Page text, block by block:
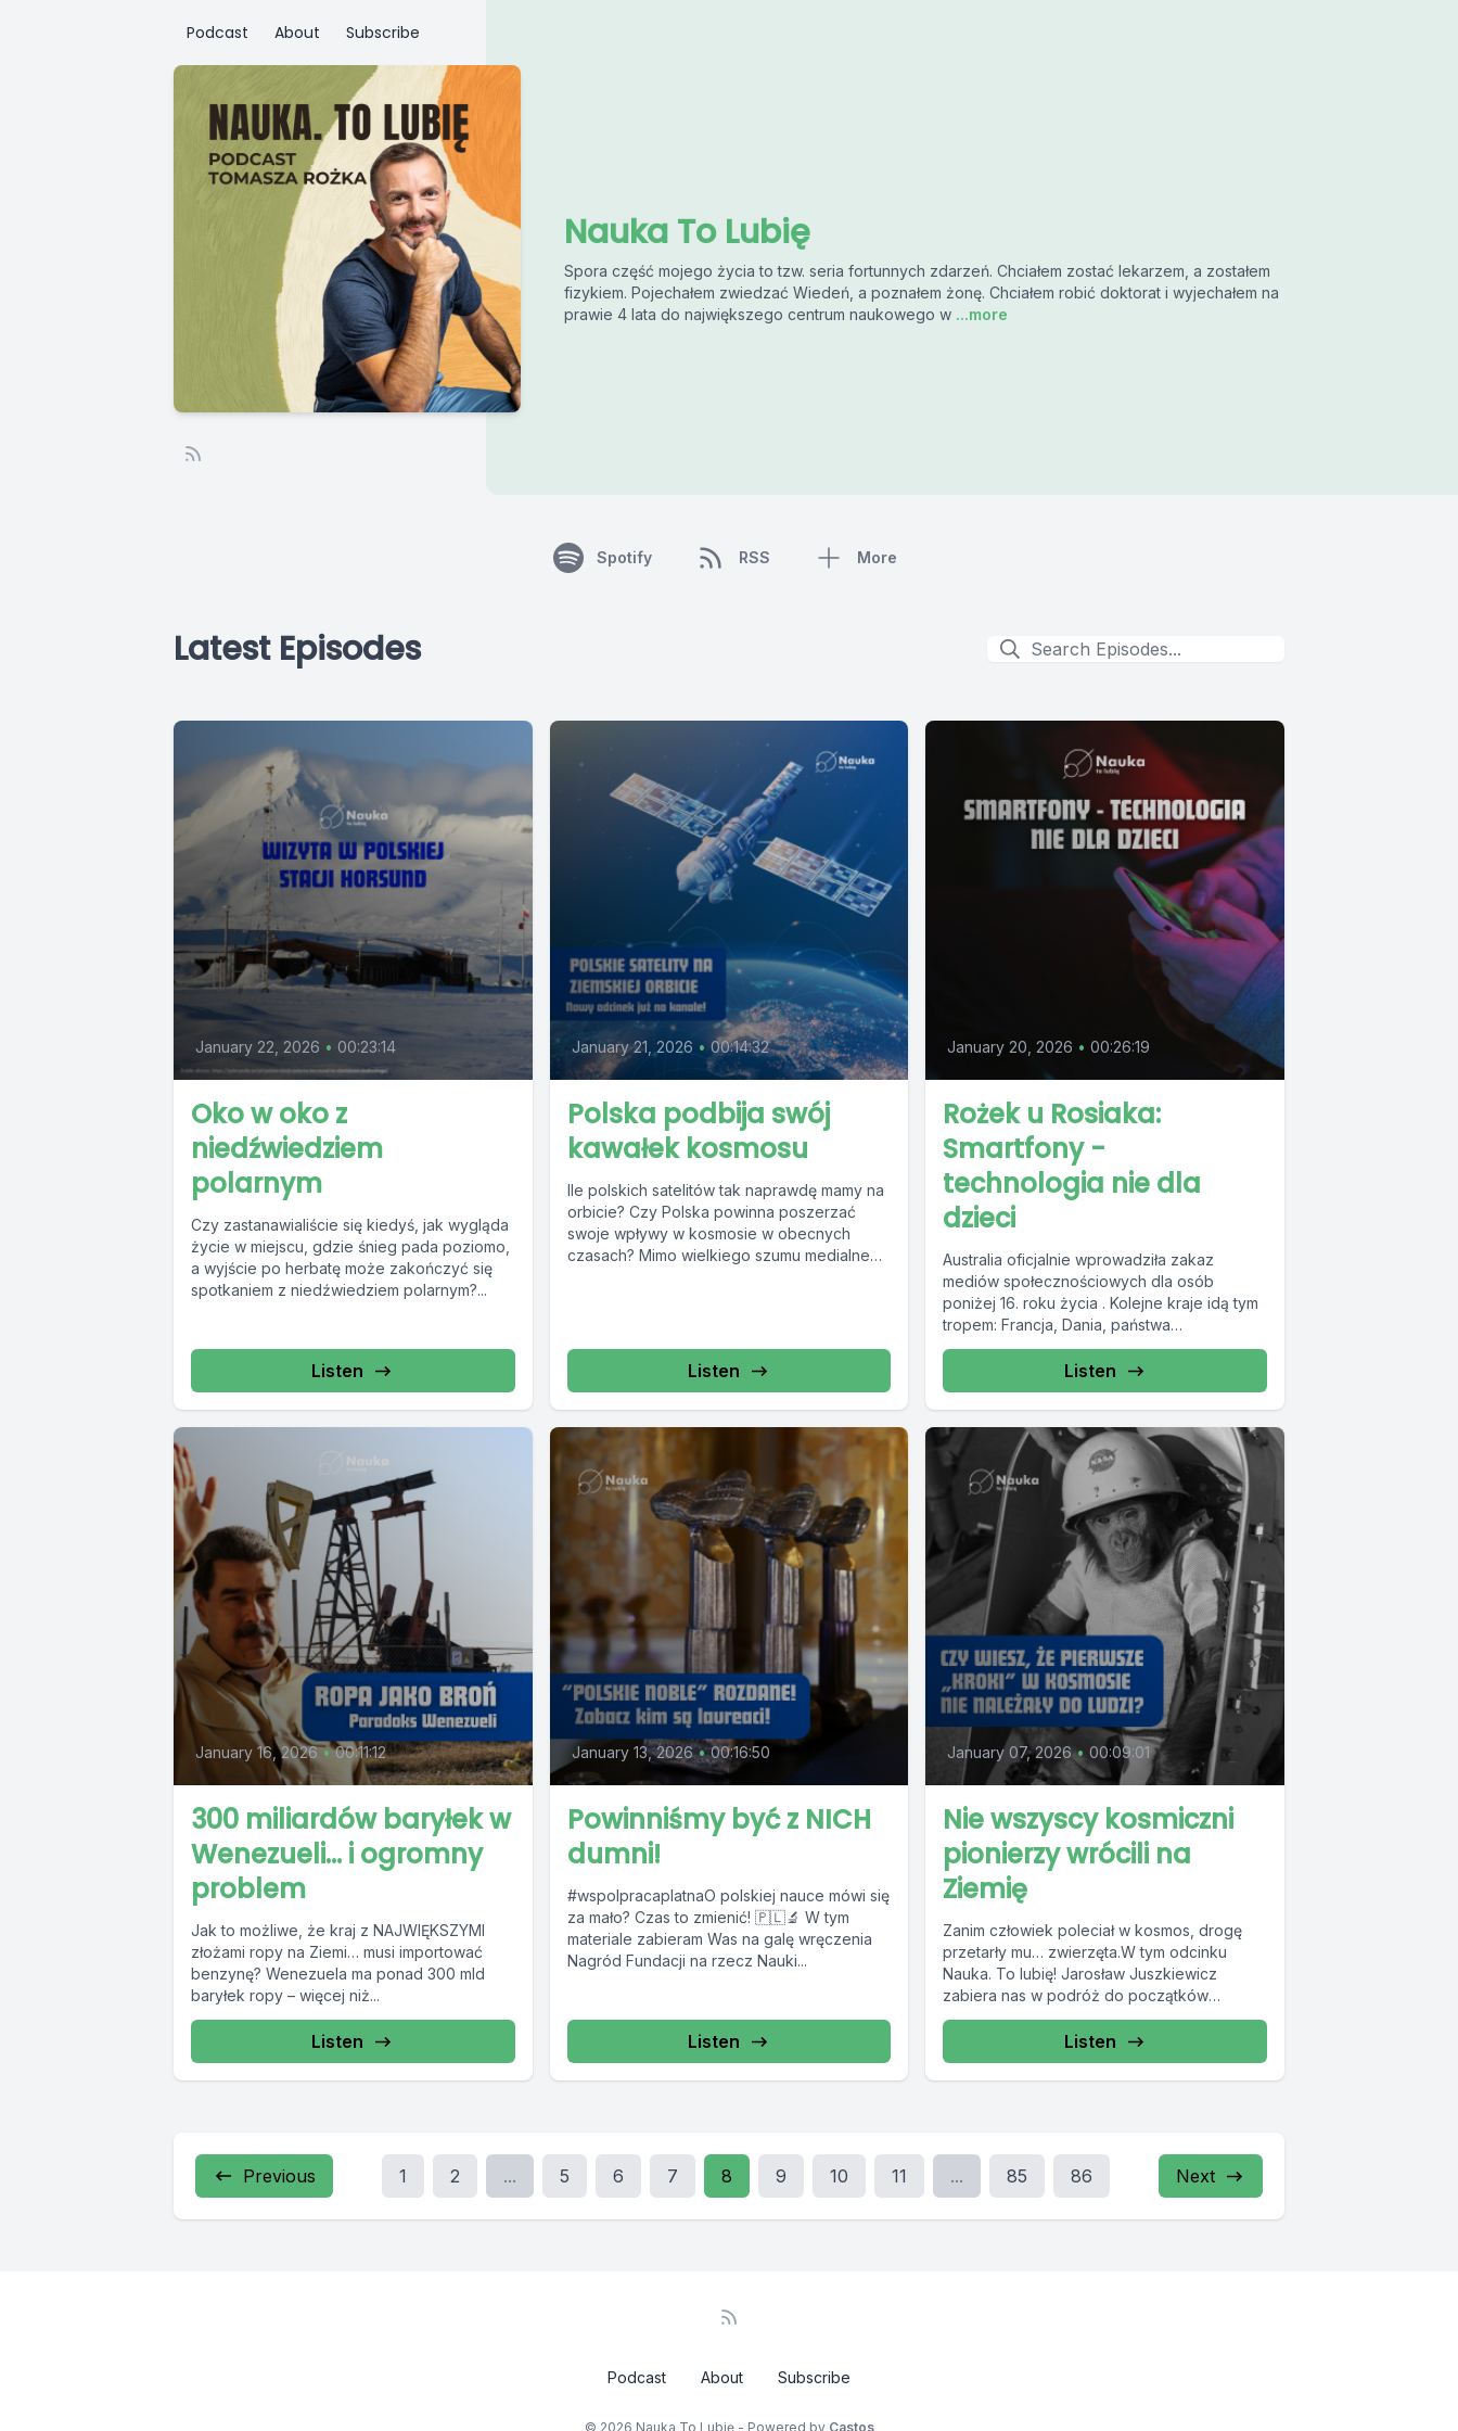
Podcast About Subscribe
Nauka To Lubię
Spora część mojego życia to tzw. seria fortunnych zdarzeń. Chciałem zostać lekarzem, a zostałem
fizykiem. Pojechałem zwiedzać Wiedeń, a poznałem żonę. Chciałem robić doktorat i wyjechałem na
prawie 4 lata do największego centrum naukowego w ...more
Spotify RSS More
Latest Episodes
January 22, 2026 • 00:23:14
Oko w oko z
niedźwiedziem
polarnym
Czy zastanawialiście się kiedyś, jak wygląda
życie w miejscu, gdzie śnieg pada poziomo,
a wyjście po herbatę może zakończyć się
spotkaniem z niedźwiedziem polarnym?...
Listen
January 21, 2026 • 00:14:32
Polska podbija swój
kawałek kosmosu
Ile polskich satelitów tak naprawdę mamy na
orbicie? Czy Polska powinna poszerzać
swoje wpływy w kosmosie w obecnych
czasach? Mimo wielkiego szumu medialnego
Listen
January 20, 2026 • 00:26:19
Rożek u Rosiaka:
Smartfony -
technologia nie dla
dzieci
Australia oficjalnie wprowadziła zakaz
mediów społecznościowych dla osób
poniżej 16. roku życia . Kolejne kraje idą tym
tropem: Francja, Dania, państwa
skandynawskie, również w...
Listen
January 16, 2026 • 00:11:12
300 miliardów baryłek w
Wenezueli… i ogromny
problem
Jak to możliwe, że kraj z NAJWIĘKSZYMI
złożami ropy na Ziemi… musi importować
benzynę? Wenezuela ma ponad 300 mld
baryłek ropy – więcej niż...
Listen
January 13, 2026 • 00:16:50
Powinniśmy być z NICH
dumni!
#wspolpracaplatnaO polskiej nauce mówi się
za mało? Czas to zmienić! 🇵🇱🔬 W tym
materiale zabieram Was na galę wręczenia
Nagród Fundacji na rzecz Nauki...
Listen
January 07, 2026 • 00:09:01
Nie wszyscy kosmiczni
pionierzy wrócili na
Ziemię
Zanim człowiek poleciał w kosmos, drogę
przetarły mu… zwierzęta.W tym odcinku
Nauka. To lubię! Jarosław Juszkiewicz
zabiera nas w podróż do początków
eksploracji kosmosu...
Listen
Previous 1 2 ... 5 6 7 8 9 10 11 ... 85 86 Next
Podcast About Subscribe
© 2026 Nauka To Lubię - Powered by Castos